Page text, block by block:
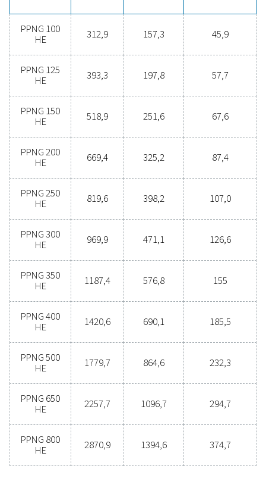
Dessutom möjliggör fjärrövervakningssystemet ICONS
24/7 realtidsspårning av flöde, tryck, renhet och andra
data, vilket ytterligare förbättrar tillförlitligheten och
i din produktionsprocess. Denna integration
prestanda och sömlös drift för alla dina
Utnyttja fördelarna med
kvävegenerering på
Funderar du på om du ska gå över från att köpa
flaska till att producera kvävgas på plats? Valet är
du ska absolut! Gasproduktion på plats erbjuder
fördelar, bland annat minskade kostnader,
renhetskontroll, lägre transportutsläpp, förbättrad
eliminering av logistiska utmaningar. I alla avseenden
kvävgasproduktion på plats vara den
lösningen. Kontakta våra experter för att ta reda på
denna övergång kan gynna din verksamhet.
Kontakta våra kväveexperter
Allmänna